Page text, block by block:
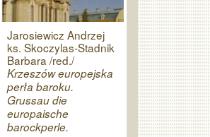
Jarosiewicz Andrzej
ks. Skoczylas-Stadnik
Barbara /red./
Krzeszów europejska
perła baroku.
Grussau die
europaische
barockperle.